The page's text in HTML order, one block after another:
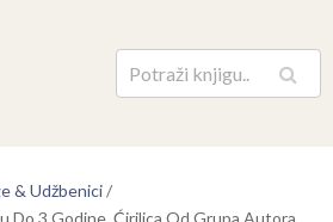
Pretraga
& Udžbenici/
Do 3 Godine, Ćirilica Od Grupa Autora